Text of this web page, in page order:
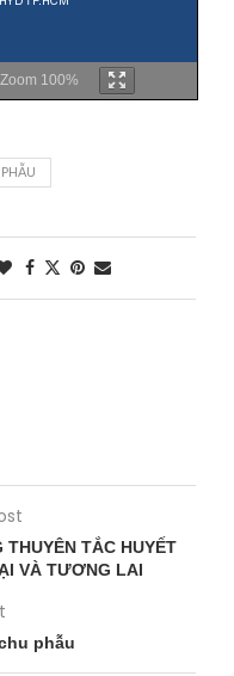
Zoom 100%
TẮC HUYẾT
VÀ TƯƠNG LAI
phẫu